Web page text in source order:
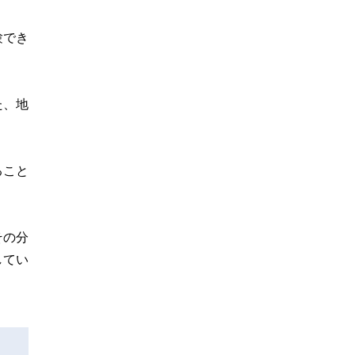
き
、地
と
の分
てい